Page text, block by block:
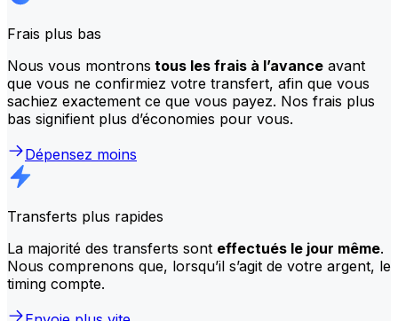
Frais plus bas
Nous vous montrons tous les frais à l’avance avant
que vous ne confirmiez votre transfert, afin que vous
sachiez exactement ce que vous payez. Nos frais plus
bas signifient plus d’économies pour vous.
Dépensez moins
Transferts plus rapides
La majorité des transferts sont effectués le jour même.
Nous comprenons que, lorsqu’il s’agit de votre argent, le
timing compte.